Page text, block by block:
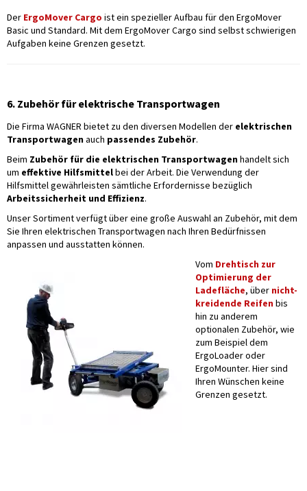
Der ErgoMover Cargo ist ein spezieller Aufbau für den ErgoMover
Basic und Standard. Mit dem ErgoMover Cargo sind selbst schwierigen
Aufgaben keine Grenzen gesetzt.
6. Zubehör für elektrische Transportwagen
Die Firma WAGNER bietet zu den diversen Modellen der elektrischen
Transportwagenauch passendes Zubehör.
Beim Zubehör für die elektrischen Transportwagenhandelt sich
um effektive Hilfsmittelbei der Arbeit. Die Verwendung der
Hilfsmittel gewährleisten sämtliche Erfordernisse bezüglich
Arbeitssicherheit und Effizienz.
Unser Sortiment verfügt über eine große Auswahl an Zubehör, mit dem
Sie Ihren elektrischen Transportwagen nach Ihren Bedürfnissen
anpassen und ausstatten können.
Vom Drehtisch zur
Optimierung der
Ladefläche, über nicht-
kreidende Reifen bis
hin zu anderem
optionalen Zubehör, wie
zum Beispiel dem
ErgoLoader oder
ErgoMounter. Hier sind
Ihren Wünschen keine
Grenzen gesetzt.